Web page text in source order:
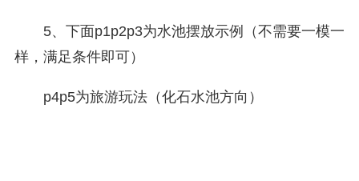
5、下面p1p2p3为水池摆放示例（不需要一模一
样，满足条件即可）
p4p5为旅游玩法（化石水池方向）